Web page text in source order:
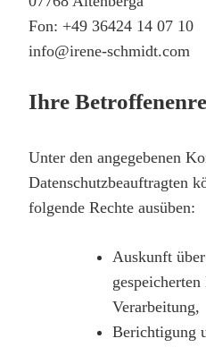
Fon: +49 36424 14 07 10
info@irene-schmidt.com
Ihre
Unter den angegebenen
Datenschutzbeauftragten
folgende Rechte ausüben:
Auskunft
Verarbeitung,
Berichtigung